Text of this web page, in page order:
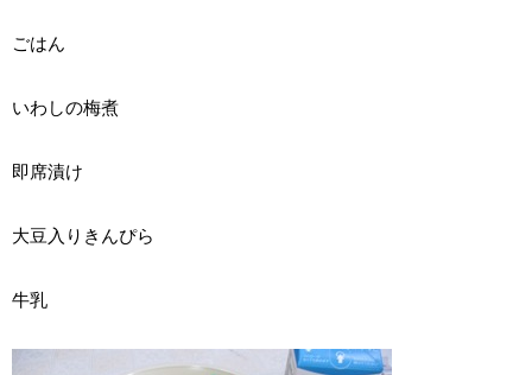
ごはん
いわしの梅煮
即席漬け
大豆入りきんぴら
牛乳